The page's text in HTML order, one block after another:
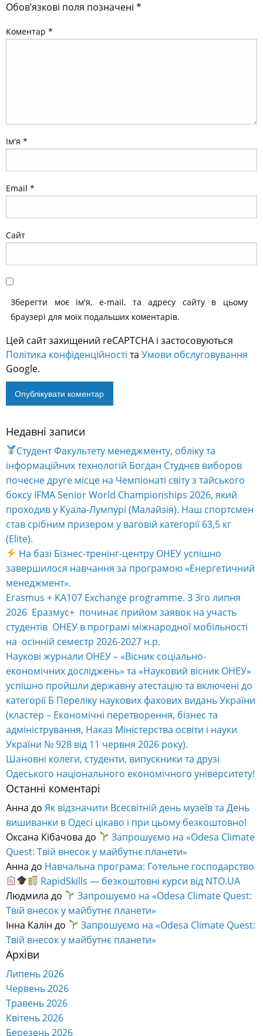
Обов’язкові поля позначені *
Коментар *
Ім'я *
Email *
Сайт
Зберегти моє ім'я, e-mail, та адресу сайту в цьому
браузері для моїх подальших коментарів.
Цей сайт захищений reCAPTCHA і застосовуються
Політика конфіденційності та Умови обслуговування
Google.
Alternative:
Недавні записи
Студент Факультету менеджменту, обліку та
інформаційних технологій Богдан Студнєв виборов
почесне друге місце на Чемпіонаті світу з тайського
боксу IFMA Senior World Championships 2026, який
проходив у Куала-Лумпурі (Малайзія). Наш спортсмен
став срібним призером у ваговій категорії 63,5 кг
(Elite).
На базі Бізнес-тренінг-центру ОНЕУ успішно
завершилося навчання за програмою «Енергетичний
менеджмент».
Erasmus + KA107 Exchange programme. З 3го липня
2026 Еразмус+ починає прийом заявок на участь
студентів ОНЕУ в програмі міжнародної мобільності
на осінній семестр 2026-2027 н.р.
Наукові журнали ОНЕУ – «Вісник соціально-
економічних досліджень» та «Науковий вісник ОНЕУ»
успішно пройшли державну атестацію та включені до
категорії Б Переліку наукових фахових видань України
(кластер – Економічні перетворення, бізнес та
адміністрування, Наказ Міністерства освіти і науки
України № 928 від 11 червня 2026 року).
Шановні колеги, студенти, випускники та друзі
Одеського національного економічного університету!
Останні коментарі
Анна до Як відзначити Всесвітній день музеїв та День
вишиванки в Одесі цікаво і при цьому безкоштовно!
Оксана Кібачова до
Запрошуємо на «Odesa Climate
Quest: Твій внесок у майбутнє планети»
Анна до Навчальна програма: Готельне господарство
RapidSkills — безкоштовні курси від NTO.UA
Людмила до
Запрошуємо на «Odesa Climate Quest:
Твій внесок у майбутнє планети»
Інна Калін до
Запрошуємо на «Odesa Climate Quest:
Твій внесок у майбутнє планети»
Архіви
Липень 2026
Червень 2026
Травень 2026
Квітень 2026
Березень 2026